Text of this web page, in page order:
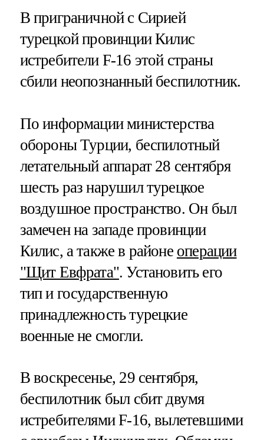
В приграничной с Сирией
турецкой провинции Килис
истребители F-16 этой страны
сбили неопознанный беспилотник.
По информации министерства
обороны Турции, беспилотный
летательный аппарат 28 сентября
шесть раз нарушил турецкое
воздушное пространство. Он был
замечен на западе провинции
Килис, а также в районе операции
"Щит Евфрата". Установить его
тип и государственную
принадлежность турецкие
военные не смогли.
В воскресенье, 29 сентября,
беспилотник был сбит двумя
истребителями F-16, вылетевшими